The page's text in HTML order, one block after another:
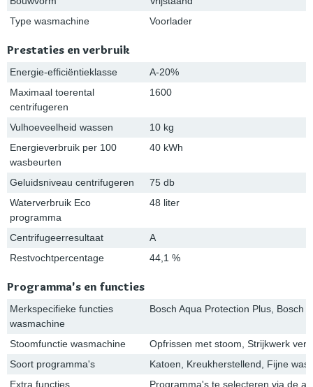
Type wasmachine
Voorlader
Prestaties en verbruik
Energie-efficiëntieklasse
A-20%
Maximaal toerental
centrifugeren
1600
Vulhoeveelheid wassen
10 kg
Energieverbruik per 100
wasbeurten
40 kWh
Geluidsniveau centrifugeren
75 db
Waterverbruik Eco
programma
48 liter
Centrifugeerresultaat
A
Restvochtpercentage
44,1 %
Programma's en functies
Merkspecifieke functies
wasmachine
Bosch Aqua Protection Plus, Bosch
Stoomfunctie wasmachine
Opfrissen met stoom, Strijkwerk
Soort programma's
Katoen, Kreukherstellend, Fijne
Extra functies
Programma's te selecteren via de